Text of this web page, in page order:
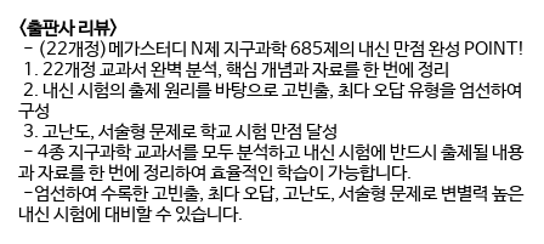
<출판사 리뷰>
- (22개정)메가스터디 N제 지구과학 685제의 내신 만점 완성 POINT!
1. 22개정 교과서 완벽 분석, 핵심 개념과 자료를 한 번에 정리
2. 내신 시험의 출제 원리를 바탕으로 고빈출, 최다 오답 유형을 엄선하여
구성
3. 고난도, 서술형 문제로 학교 시험 만점 달성
- 4종 지구과학 교과서를 모두 분석하고 내신 시험에 반드시 출제될 내용
과 자료를 한 번에 정리하여 효율적인 학습이 가능합니다.
-엄선하여 수록한 고빈출, 최다 오답, 고난도, 서술형 문제로 변별력 높은
내신 시험에 대비할 수 있습니다.